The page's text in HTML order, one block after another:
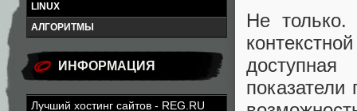
LINUX
АЛГОРИТМЫ
ИНФОРМАЦИЯ
Лучший хостинг сайтов - REG.RU
Не